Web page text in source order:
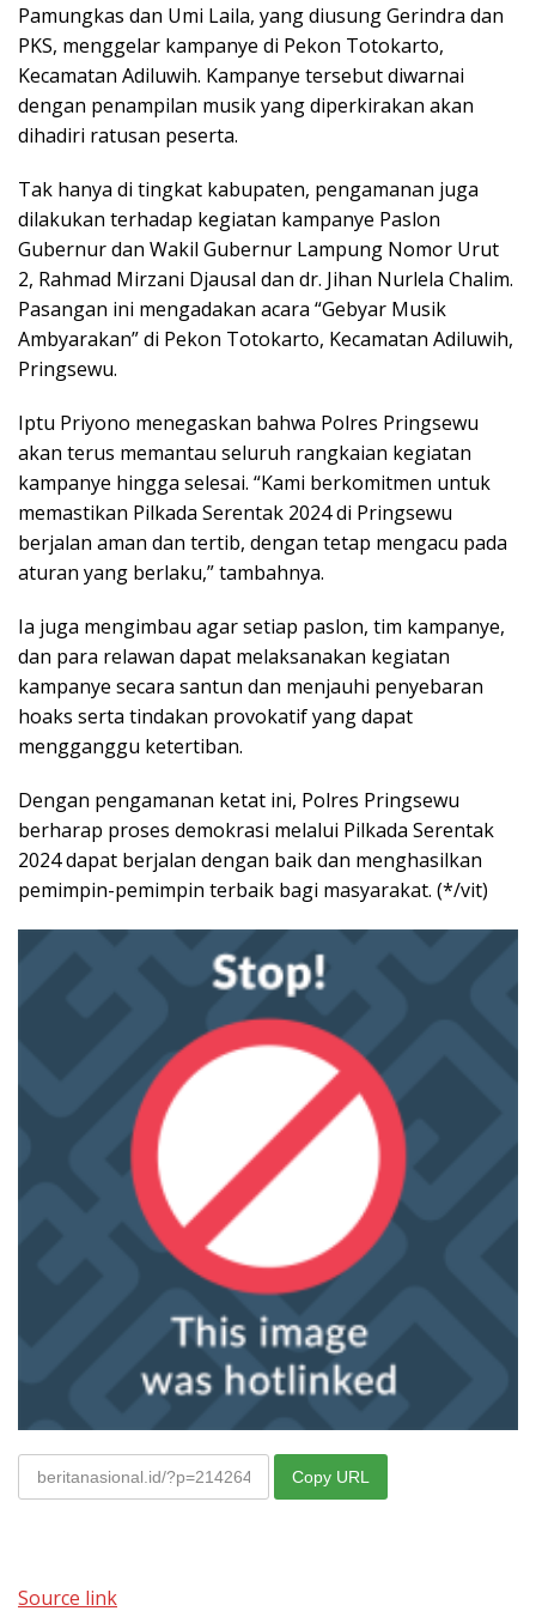
Pamungkas dan Umi Laila, yang diusung Gerindra dan
PKS, menggelar kampanye di Pekon Totokarto,
Kecamatan Adiluwih. Kampanye tersebut diwarnai
dengan penampilan musik yang diperkirakan akan
dihadiri ratusan peserta.
Tak hanya di tingkat kabupaten, pengamanan juga
dilakukan terhadap kegiatan kampanye Paslon
Gubernur dan Wakil Gubernur Lampung Nomor Urut
2, Rahmad Mirzani Djausal dan dr. Jihan Nurlela Chalim.
Pasangan ini mengadakan acara “Gebyar Musik
Ambyarakan” di Pekon Totokarto, Kecamatan Adiluwih,
Pringsewu.
Iptu Priyono menegaskan bahwa Polres Pringsewu
akan terus memantau seluruh rangkaian kegiatan
kampanye hingga selesai. “Kami berkomitmen untuk
memastikan Pilkada Serentak 2024 di Pringsewu
berjalan aman dan tertib, dengan tetap mengacu pada
aturan yang berlaku,” tambahnya.
Ia juga mengimbau agar setiap paslon, tim kampanye,
dan para relawan dapat melaksanakan kegiatan
kampanye secara santun dan menjauhi penyebaran
hoaks serta tindakan provokatif yang dapat
mengganggu ketertiban.
Dengan pengamanan ketat ini, Polres Pringsewu
berharap proses demokrasi melalui Pilkada Serentak
2024 dapat berjalan dengan baik dan menghasilkan
pemimpin-pemimpin terbaik bagi masyarakat. (*/vit)
Copy URL
Source link